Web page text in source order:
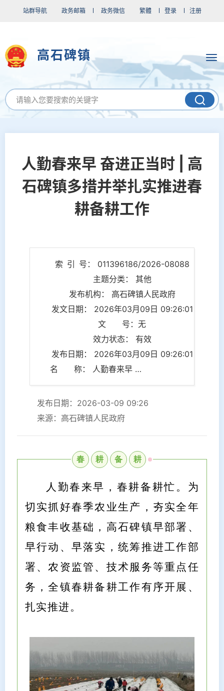
站群导航 政务邮箱 政务微信 繁體 登录 注册
高石碑镇
人勤春来早 奋进正当时 | 高
石碑镇多措并举扎实推进春
耕备耕工作
索 引 号： 011396186/2026-08088
主题分类： 其他
发布机构： 高石碑镇人民政府
发文日期： 2026年03月09日 09:26:01
文 号：无
效力状态： 有效
发布日期： 2026年03月09日 09:26:01
名 称： 人勤春来早 奋进正当时 | 高石碑镇多措并举扎实推进春耕备耕工作
发布日期：2026-03-09 09:26
来源：高石碑镇人民政府
春 耕 备 耕
人勤春来早，春耕备耕忙。为
切实抓好春季农业生产，夯实全年
粮食丰收基础，高石碑镇早部署、
早行动、早落实，统筹推进工作部
署、农资监管、技术服务等重点任
务，全镇春耕备耕工作有序开展、
扎实推进。